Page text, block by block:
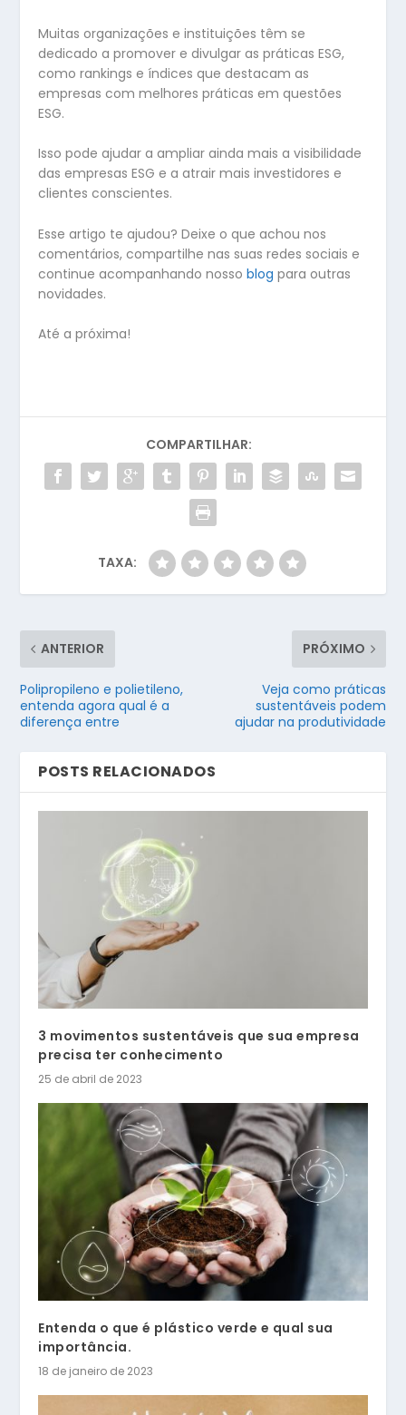
Muitas organizações e instituições têm se
dedicado a promover e divulgar as práticas ESG,
como rankings e índices que destacam as
empresas com melhores práticas em questões
ESG.
Isso pode ajudar a ampliar ainda mais a visibilidade
das empresas ESG e a atrair mais investidores e
clientes conscientes.
Esse artigo te ajudou? Deixe o que achou nos
comentários, compartilhe nas suas redes sociais e
continue acompanhando nossoblog para outras
novidades.
Até a próxima!
COMPARTILHAR:
TAXA:
ANTERIOR
Polipropileno e polietileno,
entenda agora qual é a
diferença entre
PRÓXIMO
Veja como práticas
sustentáveis podem
ajudar na produtividade
POSTS RELACIONADOS
3 movimentos sustentáveis que sua empresa
precisa ter conhecimento
25 de abril de 2023
Entenda o que é plástico verde e qual sua
importância.
18 de janeiro de 2023